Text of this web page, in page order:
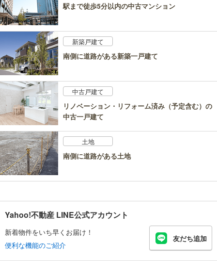
駅まで徒歩5分以内の中古マンション
新築戸建て
南側に道路がある新築一戸建て
中古戸建て
リノベーション・リフォーム済み（予定含む）の
中古一戸建て
土地
南側に道路がある土地
Yahoo!不動産 LINE公式アカウント
新着物件をいち早くお届け！
便利な機能のご紹介
友だち追加